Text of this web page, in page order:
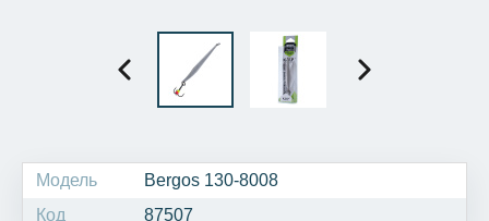
Модель
Bergos 130-8008
Код
87507